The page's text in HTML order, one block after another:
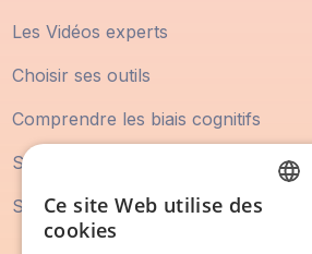
Les Vidéos experts
Choisir ses outils
Comprendre les biais cognitifs
Statistique Marketing
Statistique Vente
Ce site Web utilise des
cookies